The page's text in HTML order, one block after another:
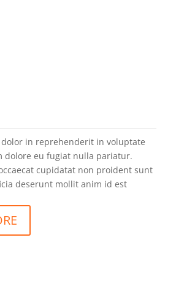
in reprehenderit in voluptate
dolore eu fugiat nulla pariatur.
cupidatat non proident sunt
deserunt mollit anim id est